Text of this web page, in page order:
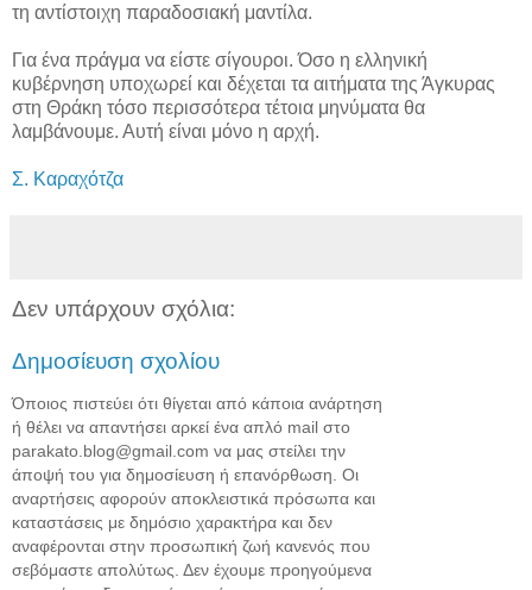
τη αντίστοιχη παραδοσιακή μαντίλα.
Για ένα πράγμα να είστε σίγουροι. Όσο η ελληνική
κυβέρνηση υποχωρεί και δέχεται τα αιτήματα της Άγκυρας
στη Θράκη τόσο περισσότερα τέτοια μηνύματα θα
λαμβάνουμε. Αυτή είναι μόνο η αρχή.
Σ. Καραχότζα
Δεν υπάρχουν σχόλια:
Δημοσίευση σχολίου
Όποιος πιστεύει ότι θίγεται από κάποια ανάρτηση
ή θέλει να απαντήσει αρκεί ένα απλό mail στο
parakato.blog@gmail.com να μας στείλει την
άποψή του για δημοσίευση ή επανόρθωση. Οι
αναρτήσεις αφορούν αποκλειστικά πρόσωπα και
καταστάσεις με δημόσιο χαρακτήρα και δεν
αναφέρονται στην προσωπική ζωή κανενός που
σεβόμαστε απολύτως. Δεν έχουμε προηγούμενα